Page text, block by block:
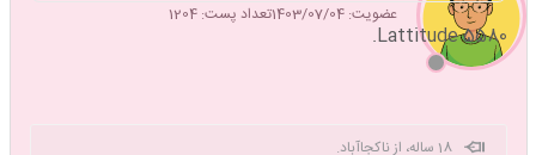
عضویت: 1403/07/04 تعداد پست: 1204
Lattitude 5580.
18 ساله، از ناکجاآباد.